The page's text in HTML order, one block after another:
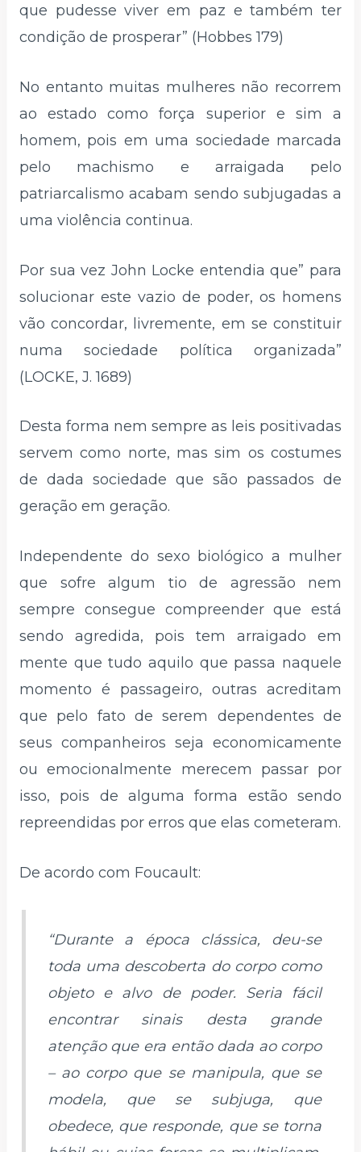
que pudesse viver em paz e também ter
condição de prosperar” (Hobbes 179)
No entanto muitas mulheres não recorrem
ao estado como força superior e sim a
homem, pois em uma sociedade marcada
pelo machismo e arraigada pelo
patriarcalismo acabam sendo subjugadas a
uma violência continua.
Por sua vez John Locke entendia que” para
solucionar este vazio de poder, os homens
vão concordar, livremente, em se constituir
numa sociedade política organizada”
(LOCKE, J. 1689)
Desta forma nem sempre as leis positivadas
servem como norte, mas sim os costumes
de dada sociedade que são passados de
geração em geração.
Independente do sexo biológico a mulher
que sofre algum tio de agressão nem
sempre consegue compreender que está
sendo agredida, pois tem arraigado em
mente que tudo aquilo que passa naquele
momento é passageiro, outras acreditam
que pelo fato de serem dependentes de
seus companheiros seja economicamente
ou emocionalmente merecem passar por
isso, pois de alguma forma estão sendo
repreendidas por erros que elas cometeram.
De acordo com Foucault:
“Durante a época clássica, deu-se
toda uma descoberta do corpo como
objeto e alvo de poder. Seria fácil
encontrar sinais desta grande
atenção que era então dada ao corpo
– ao corpo que se manipula, que se
modela, que se subjuga, que
obedece, que responde, que se torna